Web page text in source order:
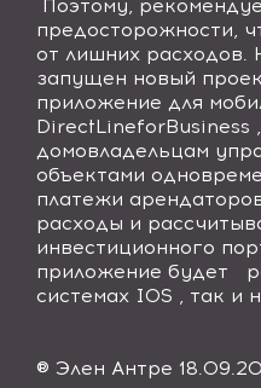
Поэтому,
предосторожности,
от лишних расходов.
запущен новый
приложение для
DirectLineforBusiness
домовладельцам
объектами
платежи
расходы и
инвестиционного
приложение будет
системах IOS , так и
® Элен Антре